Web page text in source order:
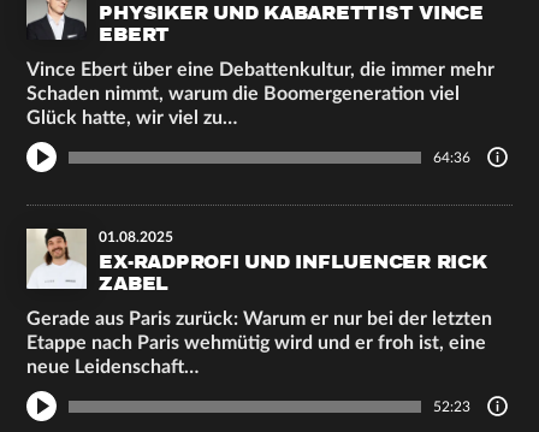
PHYSIKER UND KABARETTIST VINCE
EBERT
Vince Ebert über eine Debattenkultur, die immer mehr
Schaden nimmt, warum die Boomergeneration viel
Glück hatte, wir viel zu…
64:36
01.08.2025
EX-RADPROFI UND INFLUENCER RICK
ZABEL
Gerade aus Paris zurück: Warum er nur bei der letzten
Etappe nach Paris wehmütig wird und er froh ist, eine
neue Leidenschaft…
52:23